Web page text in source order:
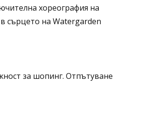
хореография на
сърцето на Watergarden
за шопинг. Отпътуване